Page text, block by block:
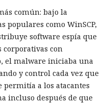
común: bajo la
populares como WinSCP,
software espía que
corporativas con
el malware iniciaba una
y control cada vez que
a los atacantes
incluso después de que